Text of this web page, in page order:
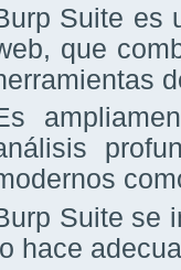
Suite es
que
Suite se
hace